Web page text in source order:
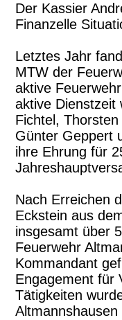
Der Kassier
Finanzelle
Letztes Jahr
MTW der
aktive
aktive Dienstzeit
Fichtel,
Günter Geppert
ihre Ehrung für
Nach Erreichen
Eckstein aus
insgesamt über
Feuerwehr
Kommandant
Engagement für
Tätigkeiten